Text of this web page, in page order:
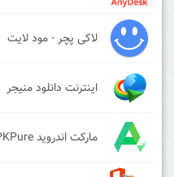
لاکی پچر - مود لایت
اینترنت دانلود منیجر
مارکت اندروید APKPure